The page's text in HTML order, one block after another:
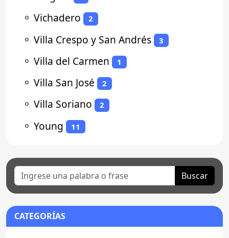
⚬ Vichadero 2
⚬ Villa Crespo y San Andrés 3
⚬ Villa del Carmen 1
⚬ Villa San José 2
⚬ Villa Soriano 2
⚬ Young 11
Buscar
CATEGORÍAS